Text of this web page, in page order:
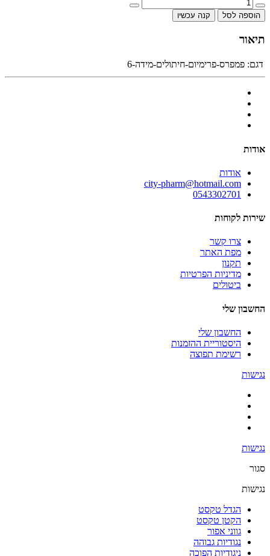
הוספה לסל קנה עכשיו
תיאור
דגם: פמפרס-פרימיום-חיתולים-מידה-6
אודות
אודות
city-pharm@hotmail.com
0543302701
שירות לקוחות
צרו קשר
מפת האתר
תקנון
מדיניות הפרטיות
ביטולים
החשבון שלי
החשבון שלי
היסטוריית ההזמנות
רשימת תפוצה
נגישות
נגישות
סגור
נגישות
הגדל טקסט
הקטן טקסט
גווני אפור
נגודיות גבוהה
ניגודיות הפוכה